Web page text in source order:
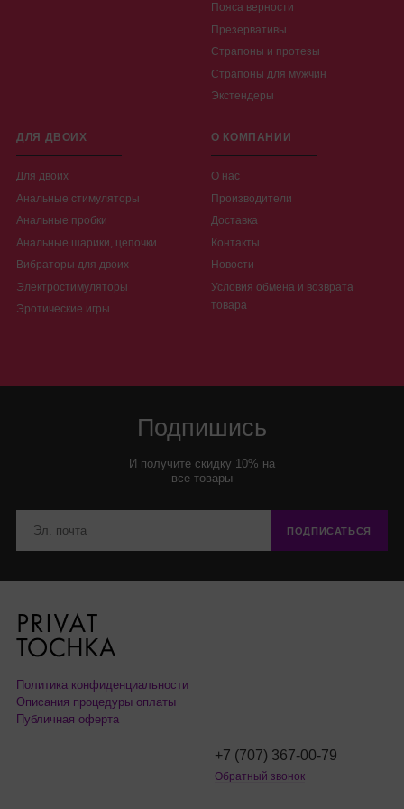
Пояса верности
Презервативы
Страпоны и протезы
Страпоны для мужчин
Экстендеры
ДЛЯ ДВОИХ
Для двоих
Анальные стимуляторы
Анальные пробки
Анальные шарики, цепочки
Вибраторы для двоих
Электростимуляторы
Эротические игры
О КОМПАНИИ
О нас
Производители
Доставка
Контакты
Новости
Условия обмена и возврата
товара
Подпишись
И получите скидку 10% на
все товары
ПОДПИСАТЬСЯ
Политика конфиденциальности
Описания процедуры оплаты
Публичная оферта
+7 (707) 367-00-79
Обратный звонок